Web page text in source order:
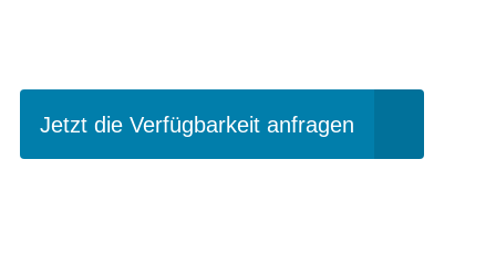
Jetzt die Verfügbarkeit anfragen